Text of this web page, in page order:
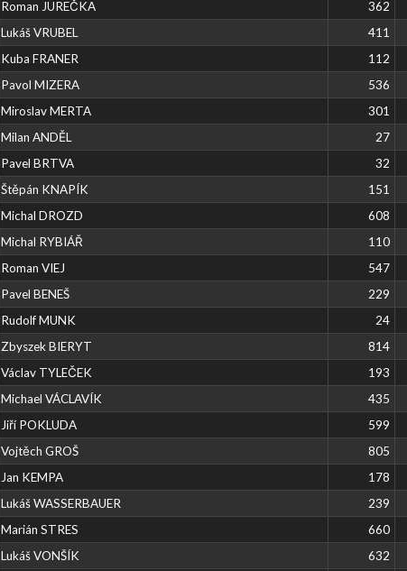
Roman JUREČKA 362
Lukáš VRUBEL 411
Kuba FRANER 112
Pavol MIZERA 536
Miroslav MERTA 301
Milan ANDĚL 27
Pavel BRTVA 32
Štěpán KNAPÍK 151
Michal DROZD 608
Michal RYBIÁŘ 110
Roman VIEJ 547
Pavel BENEŠ 229
Rudolf MUNK 24
Zbyszek BIERYT 814
Václav TYLEČEK 193
Michael VÁCLAVÍK 435
Jiří POKLUDA 599
Vojtěch GROŠ 805
Jan KEMPA 178
Lukáš WASSERBAUER 239
Marián STRES 660
Lukáš VONŠÍK 632